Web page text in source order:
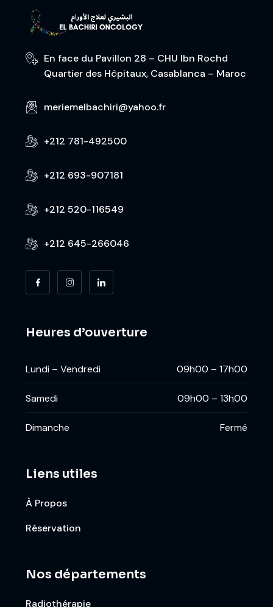
En face du Pavillon 28 – CHU Ibn Rochd
Quartier des Hôpitaux, Casablanca – Maroc
meriemelbachiri@yahoo.fr
+212 781-492500
+212 693-907181
+212 520-116549
+212 645-266046
Heures d’ouverture
Lundi – Vendredi 09h00 – 17h00
Samedi 09h00 – 13h00
Dimanche Fermé
Liens utiles
À Propos
Réservation
Nos départements
Radiothérapie